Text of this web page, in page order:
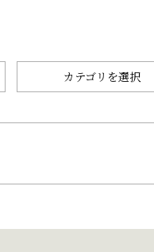
カテゴリを選択